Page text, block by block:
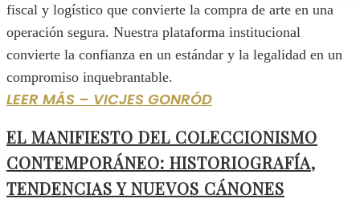
fiscal y logístico que convierte la compra de arte en una
operación segura. Nuestra plataforma institucional
convierte la confianza en un estándar y la legalidad en un
compromiso inquebrantable.
LEER MÁS – VICJES GONRÓD
EL MANIFIESTO DEL COLECCIONISMO
CONTEMPORÁNEO: HISTORIOGRAFÍA,
TENDENCIAS Y NUEVOS CÁNONES